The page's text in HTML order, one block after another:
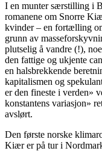
I en munter særstilling i
romanene om Snorre
kvinder – en fortælling
grunn av
plutselig å vandre (!),
den fattige og ukjente
en halsbrekkende
kapitalismen og
er den fineste i verden»
konstantens variasjon»
avslørt.
Den første norske
Kiær er på tur i